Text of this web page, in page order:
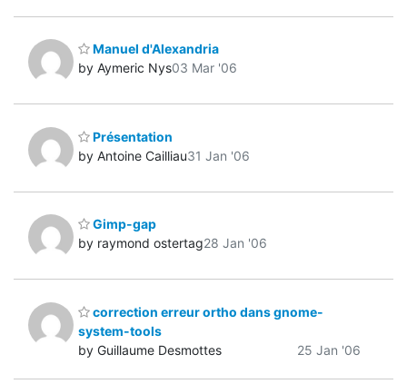
Manuel d'Alexandria
by Aymeric Nys03 Mar '06
Présentation
by Antoine Cailliau31 Jan '06
Gimp-gap
by raymond ostertag28 Jan '06
correction erreur ortho dans gnome-
system-tools
by Guillaume Desmottes
25 Jan '06